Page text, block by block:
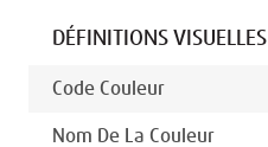
DÉFINITIONS VISUELLES
Code Couleur
Nom De La Couleur